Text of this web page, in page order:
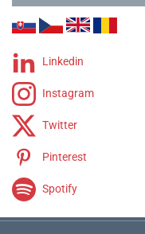
Linkedin
Instagram
Twitter
Pinterest
Spotify